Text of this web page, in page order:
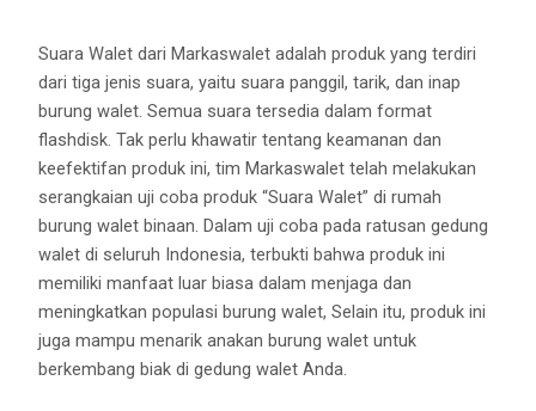
Suara Walet dari Markaswalet adalah produk yang terdiri
dari tiga jenis suara, yaitu suara panggil, tarik, dan inap
burung walet. Semua suara tersedia dalam format
flashdisk. Tak perlu khawatir tentang keamanan dan
keefektifan produk ini, tim Markaswalet telah melakukan
serangkaian uji coba produk “Suara Walet” di rumah
burung walet binaan. Dalam uji coba pada ratusan gedung
walet di seluruh Indonesia, terbukti bahwa produk ini
memiliki manfaat luar biasa dalam menjaga dan
meningkatkan populasi burung walet, Selain itu, produk ini
juga mampu menarik anakan burung walet untuk
berkembang biak di gedung walet Anda.